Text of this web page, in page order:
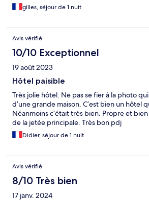
gilles, séjour de 1 nuit
Avis vérifié
10/10 Exceptionnel
19 août 2023
Hôtel paisible
Très jolie hôtel. Ne pas se fier à la photo
d’une grande maison. C’est bien un hôtel
Néanmoins c’était très bien. Propre et
de la jetée principale. Très bon pdj
Didier, séjour de 1 nuit
Avis vérifié
8/10 Très bien
17 janv. 2024